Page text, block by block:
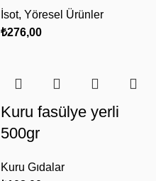
İsot, Yöresel Ürünler
₺276,00
Kuru fasülye yerli
500gr
Kuru Gıdalar